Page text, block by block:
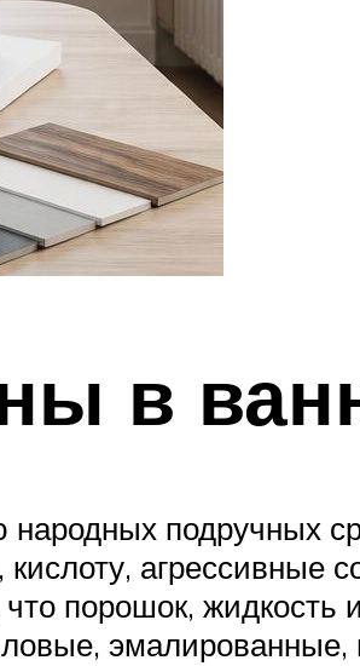
в
подручных
агрессивные
порошок, жидкость